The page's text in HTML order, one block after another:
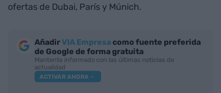
ofertas de Dubai, París y Múnich.
AñadirVIA Empresa como fuente preferida
de Google de forma gratuita
Mantente informado con las últimas noticias de
actualidad
ACTIVAR AHORA